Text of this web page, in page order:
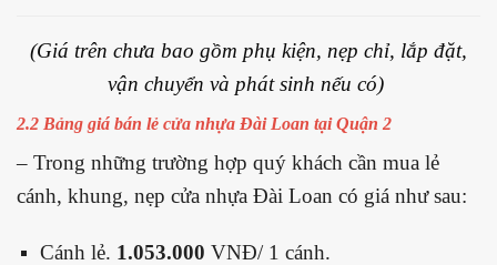
(Giá trên chưa bao gồm phụ kiện, nẹp chỉ, lắp đặt,
vận chuyển và phát sinh nếu có)
2.2 Bảng giá bán lẻ cửa nhựa Đài Loan tại Quận 2
– Trong những trường hợp quý khách cần mua lẻ
cánh, khung, nẹp cửa nhựa Đài Loan có giá như sau:
Cánh lẻ. 1.053.000 VNĐ/ 1 cánh.